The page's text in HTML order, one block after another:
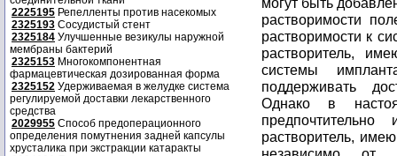
2225195 Репелленты против насекомых
2325193 Сосудистый стент
2325184 Улучшенные везикулы наружной
мембраны бактерий
2325153 Многокомпонентная
фармацевтическая дозированная форма
2325152 Удерживаемая в желудке система
регулируемой доставки лекарственного
средства
2029955 Способ предоперационного
определения помутнения задней капсулы
хрусталика при экстракции катаракты
растворимости
растворимости к
растворитель,
системы
поддерживать
Однако в
растворитель,